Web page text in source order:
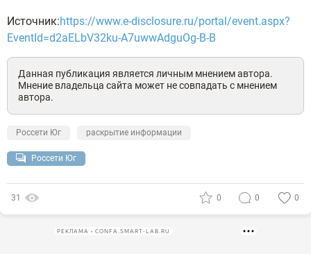
Источник:https://www.e-disclosure.ru/portal/event.aspx?
EventId=d2aELbV32ku-A7uwwAdguOg-B-B
Данная публикация является личным мнением автора.
Мнение владельца сайта может не совпадать с мнением
автора.
Россети Юг раскрытие информации
Россети Юг
31 0 0 0
РЕКЛАМА • CONFA.SMART-LAB.RU